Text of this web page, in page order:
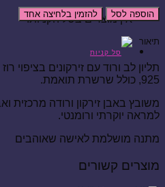
אין מוצרים בסל הקניות.הוספה לסל להזמין בלחיצה אחד
תיאור
תליון לב ורוד עם זירקונים בציפוי
925, כולל שרשרת תואמת.
למראה יוקרתי ורומנטי.
מתנה מושלמת לאישה שאוהבים
מוצרים קשורים